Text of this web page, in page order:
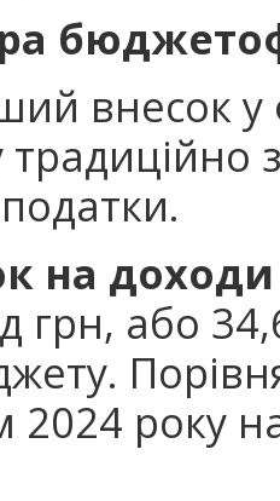
внесок
на
грн, або
2024 року